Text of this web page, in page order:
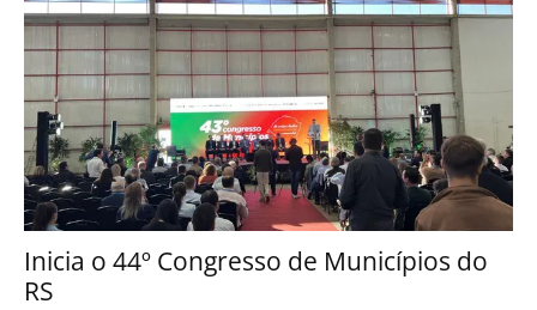
Inicia o 44º Congresso de Municípios do
RS